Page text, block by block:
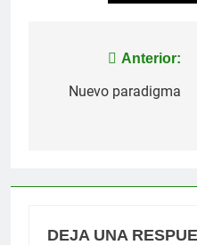
Navegación
de
Anterior:
Nuevo paradigma
DEJA UNA